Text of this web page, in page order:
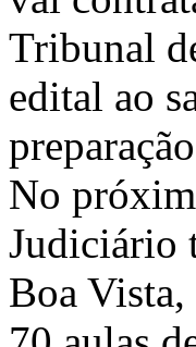
Tribunal
edital ao
No
Judiciário
Boa Vista,